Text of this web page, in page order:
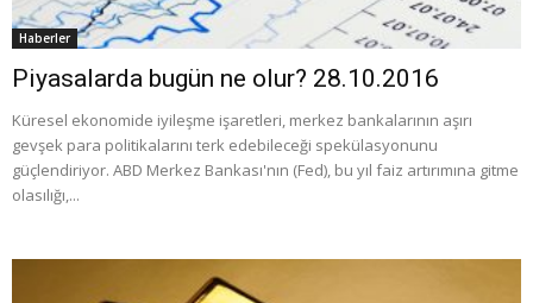
Haberler
Piyasalarda bugün ne olur? 28.10.2016
Küresel ekonomide iyileşme işaretleri, merkez bankalarının aşırı
gevşek para politikalarını terk edebileceği spekülasyonunu
güçlendiriyor. ABD Merkez Bankası'nın (Fed), bu yıl faiz artırımına gitme
olasılığı,...